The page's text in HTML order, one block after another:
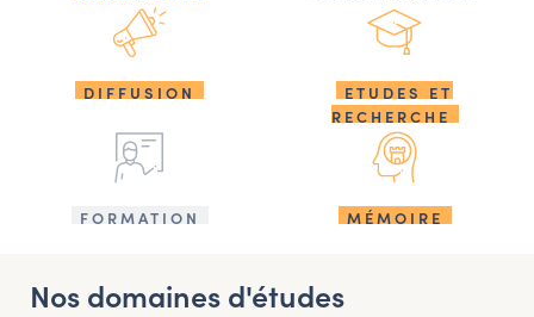
DIFFUSION
ETUDES ET
RECHERCHE
FORMATION MÉMOIRE
Nos domaines d'études